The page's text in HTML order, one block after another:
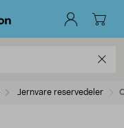
Jernvare reservedeler